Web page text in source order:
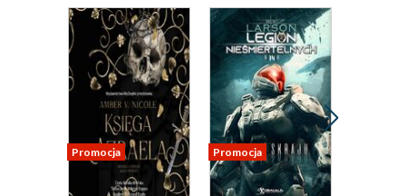
Promocja Promocja